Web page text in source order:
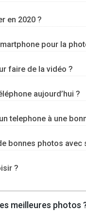
en 2020 ?
pour la
faire de la vidéo ?
aujourd’hui ?
telephone à une
bonnes photos avec
?
meilleures photos